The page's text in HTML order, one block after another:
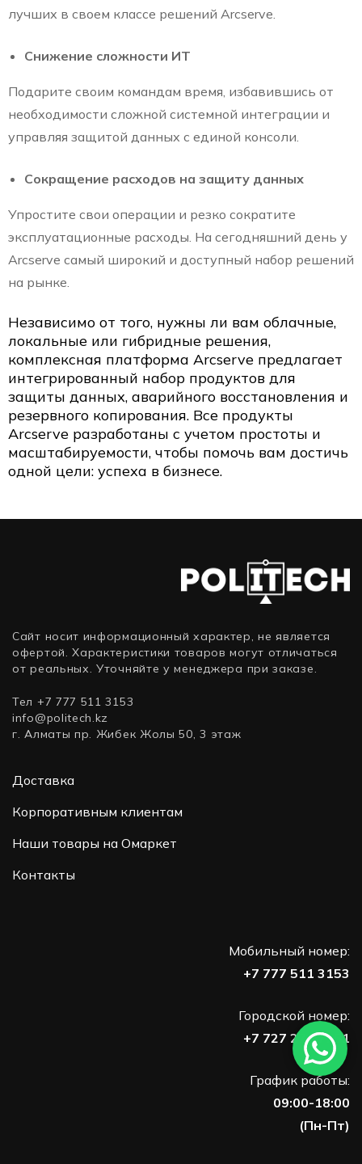
лучших в своем классе решений Arcserve.
Снижение сложности ИТ
Подарите своим командам время, избавившись от
необходимости сложной системной интеграции и
управляя защитой данных с единой консоли.
Сокращение расходов на защиту данных
Упростите свои операции и резко сократите
эксплуатационные расходы. На сегодняшний день у
Arcserve самый широкий и доступный набор решений
на рынке.
Независимо от того, нужны ли вам облачные,
локальные или гибридные решения,
комплексная платформа Arcserve предлагает
интегрированный набор продуктов для
защиты данных, аварийного восстановления и
резервного копирования. Все продукты
Arcserve разработаны с учетом простоты и
масштабируемости, чтобы помочь вам достичь
одной цели: успеха в бизнесе.
Сайт носит информационный характер, не является
офертой. Характеристики товаров могут отличаться
от реальных. Уточняйте у менеджера при заказе.
Тел +7 777 511 3153
info@politech.kz
г. Алматы пр. Жибек Жолы 50, 3 этаж
Доставка
Корпоративным клиентам
Наши товары на Омаркет
Контакты
Мобильный номер:
+7 777 511 3153
Городской номер:
+7 727 273 7751
График работы:
09:00-18:00
(Пн-Пт)